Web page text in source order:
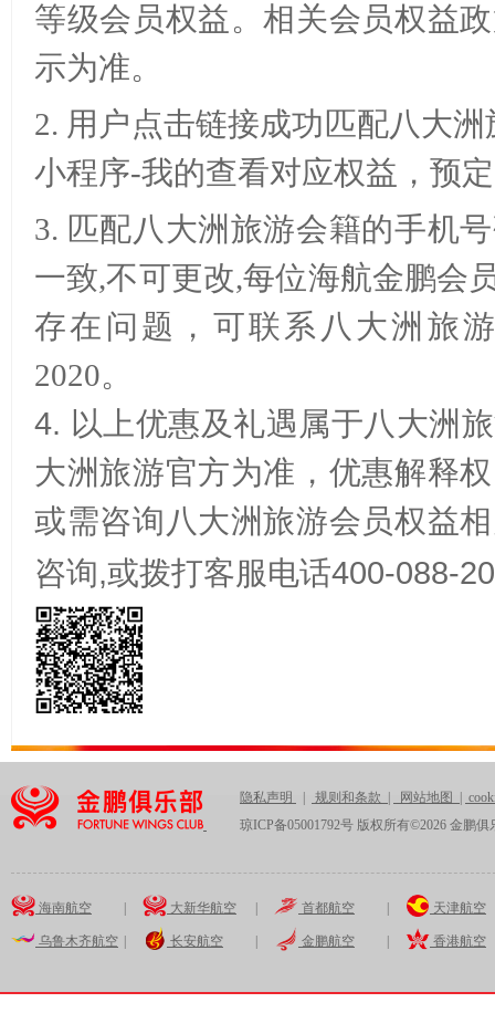
等级会员权益。相关会员权益
示为准。
2. 用户点击链接成功匹配八大洲
小程序-我的查看对应权益，预
3. 匹配八大洲旅游会籍的手机
一致,不可更改,每位海航金鹏会
存在问题，可联系八大洲旅
2020。
4. 以上优惠及礼遇属于八大洲
大洲旅游官方为准，优惠解释
或需咨询八大洲旅游会员权益
咨询,或拨打客服电话400-088-
隐私声明 规则和条款 网站地图
琼ICP备05001792号 版权所有©2026 金鹏俱
海南航空 大新华航空 首都航空 天津航空
乌鲁木齐航空 长安航空 金鹏航空 香港航空